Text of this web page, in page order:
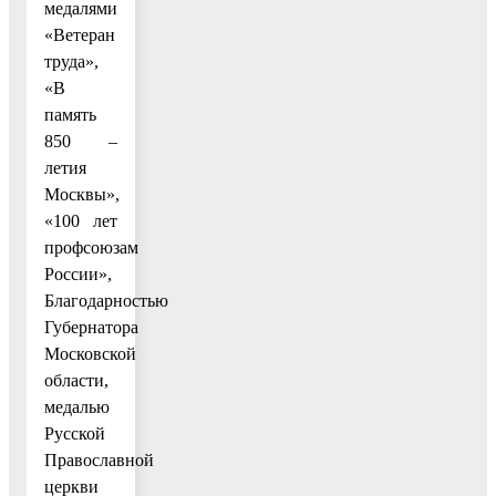
медалями
«Ветеран
труда»,
«В
память
850 –
летия
Москвы»,
«100 лет
профсоюзам
России»,
Благодарностью
Губернатора
Московской
области,
медалью
Русской
Православной
церкви